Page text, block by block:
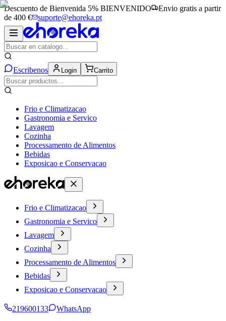
Descuento de Bienvenida 5% BIENVENIDO
Envio gratis a partir
de 400 €
suporte@ehoreka.pt
Escribenos Login Carrito
Frio e Climatizacao
Gastronomia e Servico
Lavagem
Cozinha
Processamento de Alimentos
Bebidas
Exposicao e Conservacao
Frio e Climatizacao
Gastronomia e Servico
Lavagem
Cozinha
Processamento de Alimentos
Bebidas
Exposicao e Conservacao
219600133
WhatsApp